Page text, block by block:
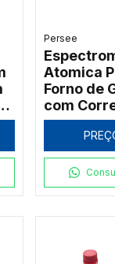
Persee
Atomica
Forno de
com